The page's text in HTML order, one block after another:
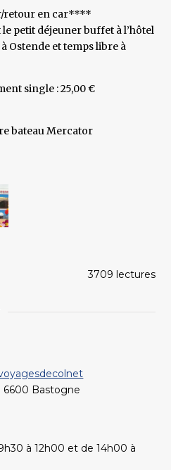
retour en car****
petit déjeuner buffet à l’hôtel
Ostende et temps libre à
single : 25,00 €
bateau Mercator
3709 lectures
6600 Bastogne
à 12h00 et de 14h00 à